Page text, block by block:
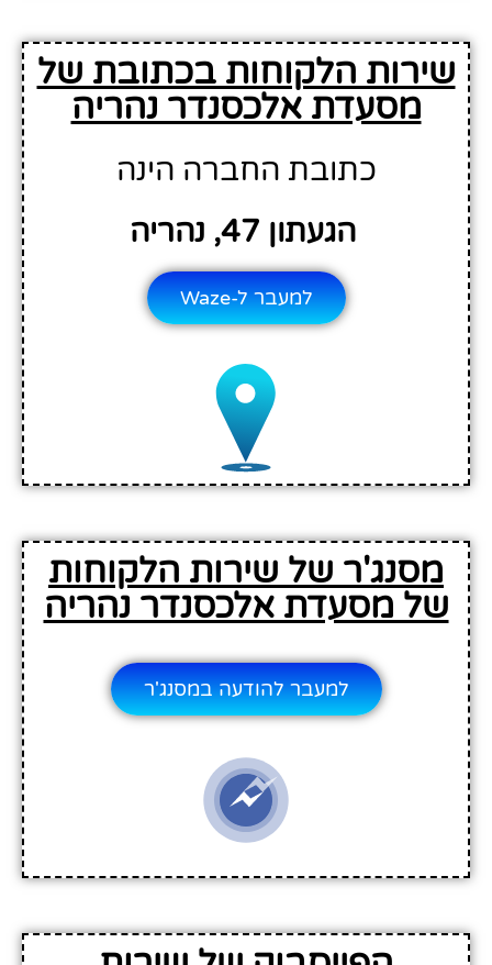
שירות הלקוחות בכתובת של
מסעדת אלכסנדר נהריה
כתובת החברה הינה
הגעתון 47, נהריה
למעבר ל-Waze
מסנג'ר של שירות הלקוחות
של מסעדת אלכסנדר נהריה
למעבר להודעה במסנג'ר